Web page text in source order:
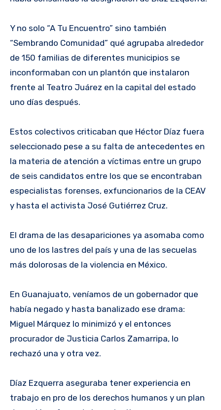
Y no solo “A Tu Encuentro” sino también
“Sembrando Comunidad” qué agrupaba alrededor
de 150 familias de diferentes municipios se
inconformaban con un plantón que instalaron
frente al Teatro Juárez en la capital del estado
uno días después.
Estos colectivos criticaban que Héctor Díaz fuera
seleccionado pese a su falta de antecedentes en
la materia de atención a víctimas entre un grupo
de seis candidatos entre los que se encontraban
especialistas forenses, exfuncionarios de la CEAV
y hasta el activista José Gutiérrez Cruz.
El drama de las desapariciones ya asomaba como
uno de los lastres del país y una de las secuelas
más dolorosas de la violencia en México.
En Guanajuato, veníamos de un gobernador que
había negado y hasta banalizado ese drama:
Miguel Márquez lo minimizó y el entonces
procurador de Justicia Carlos Zamarripa, lo
rechazó una y otra vez.
Díaz Ezquerra aseguraba tener experiencia en
trabajo en pro de los derechos humanos y un plan